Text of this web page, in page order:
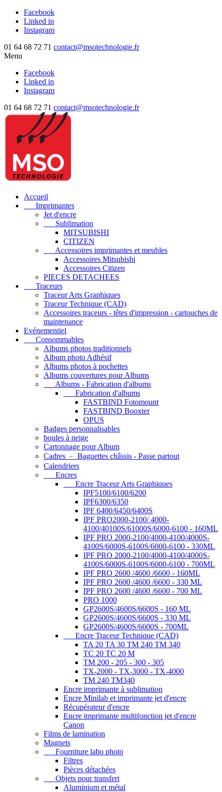
Facebook
Linked in
Instagram
01 64 68 72 71 contact@msotechnologie.fr
Menu
Facebook
Linked in
Instagram
01 64 68 72 71 contact@msotechnologie.fr
Accueil
Imprimantes
Jet d'encre
Sublimation
MITSUBISHI
CITIZEN
Accessoires imprimantes et meubles
Accessoires Mitsubishi
Accessoires Citizen
PIECES DETACHEES
Traceurs
Traceur Arts Graphiques
Traceur Technique (CAD)
Accessoires traceurs - têtes d'impression - cartouches de
maintenance
Evénementiel
Consommables
Albums photos traditionnels
Album photo Adhésif
Albums photos à pochettes
Albums couvertures pour Albums
Albums - Fabrication d'albums
Fabrication d'albums
FASTBIND Fotomount
FASTBIND Booxter
OPUS
Badges personnalisables
boules à neige
Cartonnage pour Album
Cadres ﹣ Baguettes châssis - Passe partout
Calendriers
Encres
Encre Traceur Arts Graphiques
IPF5100/6100/6200
IPF6300/6350
IPF 6400/6450/6400S
IPF PRO2000-2100/ 4000-
4100/40100S/61000S/6000-6100 - 160ML
IPF PRO 2000-2100/4000-4100/4000S-
4100S/6000S-6100S/6000-6100 - 330ML
IPF PRO 2000-2100/4000-4100/4000S-
4100S/6000S-6100S/6000-6100 - 700ML
IPF PRO 2600 /4600 /6600 - 160ML
IPF PRO 2600 /4600 /6600 - 330 ML
IPF PRO 2600 /4600 /6600 - 700 ML
PRO 1000
GP2600S/4600S/6600S - 160 ML
GP2600S/4600S/6600S - 330 ML
GP2600S/4600S/6600S - 700ML
Encre Traceur Technique (CAD)
TA 20 TA 30 TM 240 TM 340
TC 20 TC 20 M
TM 200 - 205 - 300 - 305
TX-2000 - TX-3000 - TX-4000
TM 240 TM340
Encre imprimante à sublimation
Encre Minilab et imprimante jet d'encre
Récupérateur d'encre
Encre imprimante multifonction jet d'encre
Canon
Films de lamination
Magnets
Fourniture labo photo
Filtres
Pièces détachées
Objets pour transfert
Aluminium et métal